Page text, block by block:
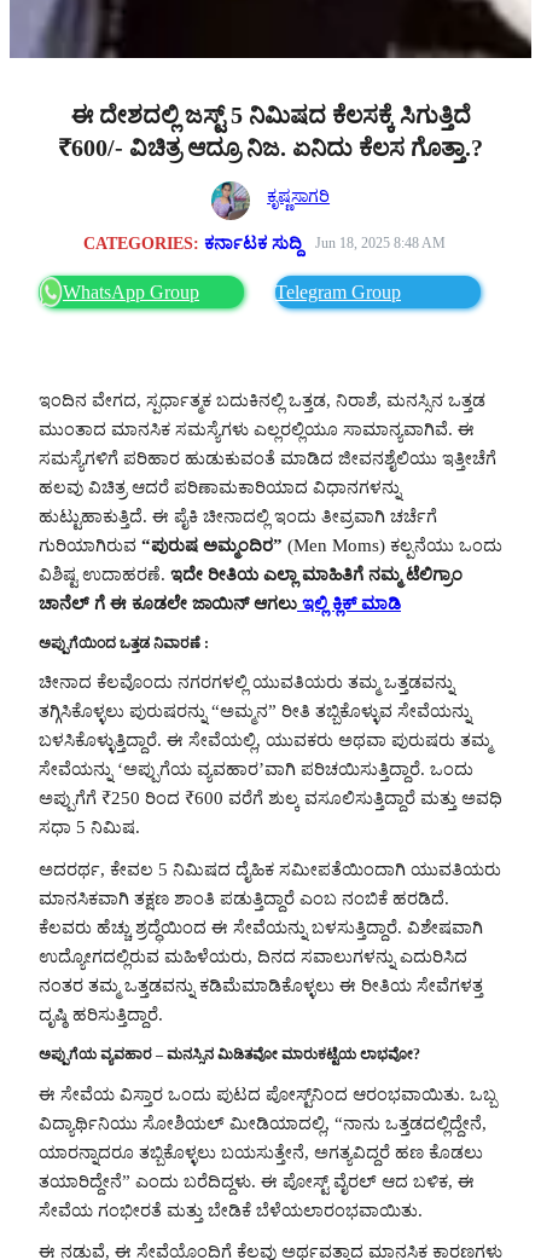
ಈ ದೇಶದಲ್ಲಿ ಜಸ್ಟ್ 5 ನಿಮಿಷದ ಕೆಲಸಕ್ಕೆ ಸಿಗುತ್ತಿದೆ
₹600/- ವಿಚಿತ್ರ ಆದ್ರೂ ನಿಜ. ಏನಿದು ಕೆಲಸ ಗೊತ್ತಾ.?
ಕೃಷ್ಣಸಾಗರಿ
CATEGORIES: ಕರ್ನಾಟಕ ಸುದ್ದಿ Jun 18, 2025 8:48 AM
WhatsApp Group Telegram Group
ಇಂದಿನ ವೇಗದ, ಸ್ಪರ್ಧಾತ್ಮಕ ಬದುಕಿನಲ್ಲಿ ಒತ್ತಡ, ನಿರಾಶೆ, ಮನಸ್ಸಿನ ಒತ್ತಡ
ಮುಂತಾದ ಮಾನಸಿಕ ಸಮಸ್ಯೆಗಳು ಎಲ್ಲರಲ್ಲಿಯೂ ಸಾಮಾನ್ಯವಾಗಿವೆ. ಈ
ಸಮಸ್ಯೆಗಳಿಗೆ ಪರಿಹಾರ ಹುಡುಕುವಂತೆ ಮಾಡಿದ ಜೀವನಶೈಲಿಯು ಇತ್ತೀಚೆಗೆ
ಹಲವು ವಿಚಿತ್ರ ಆದರೆ ಪರಿಣಾಮಕಾರಿಯಾದ ವಿಧಾನಗಳನ್ನು
ಹುಟ್ಟುಹಾಕುತ್ತಿದೆ. ಈ ಪೈಕಿ ಚೀನಾದಲ್ಲಿ ಇಂದು ತೀವ್ರವಾಗಿ ಚರ್ಚೆಗೆ
ಗುರಿಯಾಗಿರುವ “ಪುರುಷ ಅಮ್ಮಂದಿರ” (Men Moms) ಕಲ್ಪನೆಯು ಒಂದು
ವಿಶಿಷ್ಟ ಉದಾಹರಣೆ. ಇದೇ ರೀತಿಯ ಎಲ್ಲಾ ಮಾಹಿತಿಗೆ ನಮ್ಮ ಟೆಲಿಗ್ರಾಂ
ಚಾನೆಲ್ ಗೆ ಈ ಕೂಡಲೇ ಜಾಯಿನ್ ಆಗಲು ಇಲ್ಲಿ ಕ್ಲಿಕ್ ಮಾಡಿ
ಅಪ್ಪುಗೆಯಿಂದ ಒತ್ತಡ ನಿವಾರಣೆ :
ಚೀನಾದ ಕೆಲವೊಂದು ನಗರಗಳಲ್ಲಿ ಯುವತಿಯರು ತಮ್ಮ ಒತ್ತಡವನ್ನು
ತಗ್ಗಿಸಿಕೊಳ್ಳಲು ಪುರುಷರನ್ನು “ಅಮ್ಮನ” ರೀತಿ ತಬ್ಬಿಕೊಳ್ಳುವ ಸೇವೆಯನ್ನು
ಬಳಸಿಕೊಳ್ಳುತ್ತಿದ್ದಾರೆ. ಈ ಸೇವೆಯಲ್ಲಿ, ಯುವಕರು ಅಥವಾ ಪುರುಷರು ತಮ್ಮ
ಸೇವೆಯನ್ನು ‘ಅಪ್ಪುಗೆಯ ವ್ಯವಹಾರ’ವಾಗಿ ಪರಿಚಯಿಸುತ್ತಿದ್ದಾರೆ. ಒಂದು
ಅಪ್ಪುಗೆಗೆ ₹250 ರಿಂದ ₹600 ವರೆಗೆ ಶುಲ್ಕ ವಸೂಲಿಸುತ್ತಿದ್ದಾರೆ ಮತ್ತು ಅವಧಿ
ಸಧಾ 5 ನಿಮಿಷ.
ಅದರರ್ಥ, ಕೇವಲ 5 ನಿಮಿಷದ ದೈಹಿಕ ಸಮೀಪತೆಯಿಂದಾಗಿ ಯುವತಿಯರು
ಮಾನಸಿಕವಾಗಿ ತಕ್ಷಣ ಶಾಂತಿ ಪಡುತ್ತಿದ್ದಾರೆ ಎಂಬ ನಂಬಿಕೆ ಹರಡಿದೆ.
ಕೆಲವರು ಹೆಚ್ಚು ಶ್ರದ್ಧೆಯಿಂದ ಈ ಸೇವೆಯನ್ನು ಬಳಸುತ್ತಿದ್ದಾರೆ. ವಿಶೇಷವಾಗಿ
ಉದ್ಯೋಗದಲ್ಲಿರುವ ಮಹಿಳೆಯರು, ದಿನದ ಸವಾಲುಗಳನ್ನು ಎದುರಿಸಿದ
ನಂತರ ತಮ್ಮ ಒತ್ತಡವನ್ನು ಕಡಿಮೆಮಾಡಿಕೊಳ್ಳಲು ಈ ರೀತಿಯ ಸೇವೆಗಳತ್ತ
ದೃಷ್ಠಿ ಹರಿಸುತ್ತಿದ್ದಾರೆ.
ಅಪ್ಪುಗೆಯ ವ್ಯವಹಾರ – ಮನಸ್ಸಿನ ಮಿಡಿತವೋ ಮಾರುಕಟ್ಟೆಯ ಲಾಭವೋ?
ಈ ಸೇವೆಯ ವಿಸ್ತಾರ ಒಂದು ಪುಟದ ಪೋಸ್ಟ್‌ನಿಂದ ಆರಂಭವಾಯಿತು. ಒಬ್ಬ
ವಿದ್ಯಾರ್ಥಿನಿಯು ಸೋಶಿಯಲ್ ಮೀಡಿಯಾದಲ್ಲಿ, “ನಾನು ಒತ್ತಡದಲ್ಲಿದ್ದೇನೆ,
ಯಾರನ್ನಾದರೂ ತಬ್ಬಿಕೊಳ್ಳಲು ಬಯಸುತ್ತೇನೆ, ಅಗತ್ಯವಿದ್ದರೆ ಹಣ ಕೊಡಲು
ತಯಾರಿದ್ದೇನೆ” ಎಂದು ಬರೆದಿದ್ದಳು. ಈ ಪೋಸ್ಟ್ ವೈರಲ್ ಆದ ಬಳಿಕ, ಈ
ಸೇವೆಯ ಗಂಭೀರತೆ ಮತ್ತು ಬೇಡಿಕೆ ಬೆಳೆಯಲಾರಂಭವಾಯಿತು.
ಈ ನಡುವೆ, ಈ ಸೇವೆಯೊಂದಿಗೆ ಕೆಲವು ಅರ್ಥವತ್ತಾದ ಮಾನಸಿಕ ಕಾರಣಗಳು